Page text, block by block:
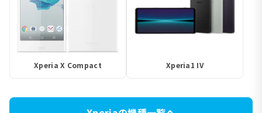
Xperia X Compact Xperia1 IV